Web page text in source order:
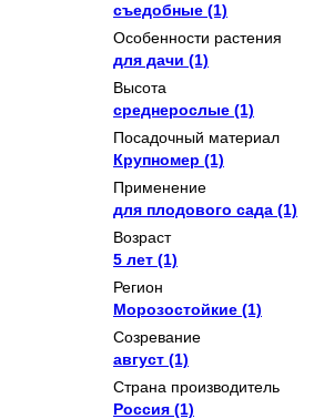
съедобные (1)
Особенности растения
для дачи (1)
Высота
среднерослые (1)
Посадочный материал
Крупномер (1)
Применение
для плодового сада (1)
Возраст
5 лет (1)
Регион
Морозостойкие (1)
Созревание
август (1)
Страна производитель
Россия (1)